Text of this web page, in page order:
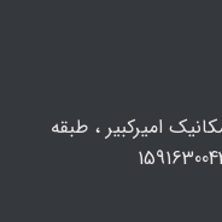
امیرکبیر ، طبقه